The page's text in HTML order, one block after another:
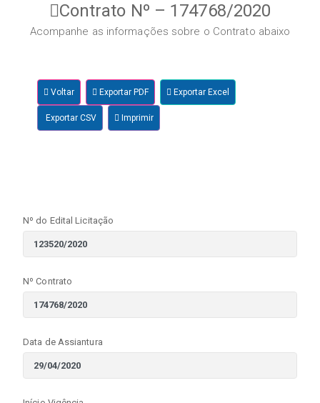
Contrato Nº – 174768/2020
Acompanhe as informações sobre o Contrato abaixo
Voltar Exportar PDF Exportar Excel
Exportar CSV Imprimir
Nº do Edital Licitação
Nº Contrato
Data de Assiantura